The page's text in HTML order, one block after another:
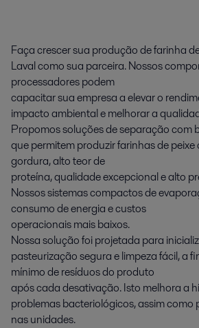
Faça crescer sua produção de farinha
Laval como sua parceira. Nossos
processadores podem
capacitar sua empresa a elevar o
impacto ambiental e melhorar a
Propomos soluções de separação com
que permitem produzir farinhas de
gordura, alto teor de
proteína, qualidade excepcional e alto
Nossos sistemas compactos de
consumo de energia e custos
operacionais mais baixos.
Nossa solução foi projetada para
pasteurização segura e limpeza fácil, a
mínimo de resíduos do produto
após cada desativação. Isto melhora a
problemas bacteriológicos, assim como
nas unidades.